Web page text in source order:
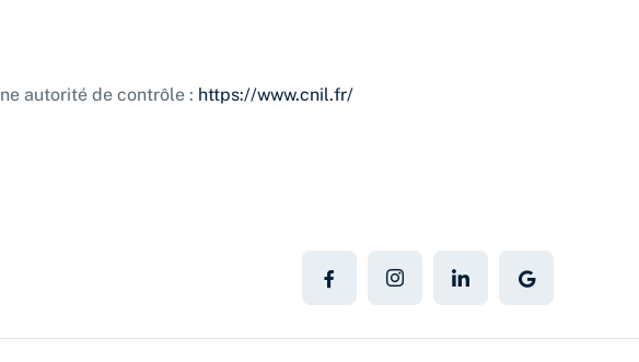
autorité de contrôle : https://www.cnil.fr/